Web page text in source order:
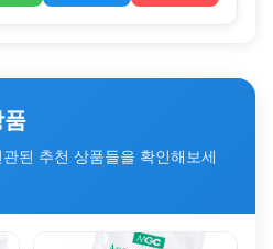
된 추천 상품들을 확인해보세